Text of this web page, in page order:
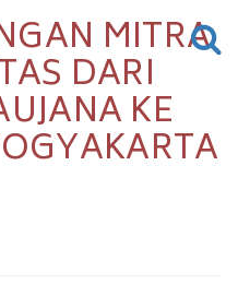
MITRA
DARI
KE